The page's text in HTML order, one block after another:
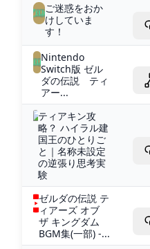
ご迷惑をおか
けしていま
す！
Nintendo
Switch版 ゼル
ダの伝説 ティ
アー...
ティアキン攻
略？ ハイラル建
国王のひとりご
と｜名称未設定
の逆張り思考実
験
ゼルダの伝説 テ
ィアーズ オブ
ザ キングダム
BGM集(一部) -...